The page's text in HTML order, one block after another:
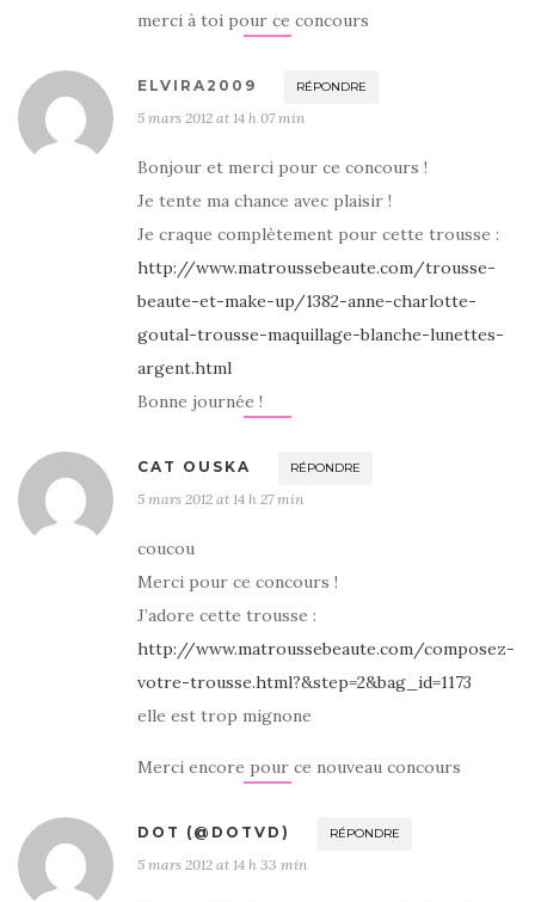
merci à toi pour ce concours
ELVIRA2009 RÉPONDRE
5 mars 2012 at 14 h 07 min
Bonjour et merci pour ce concours !
Je tente ma chance avec plaisir !
Je craque complètement pour cette trousse :
http://www.matroussebeaute.com/trousse-
beaute-et-make-up/1382-anne-charlotte-
goutal-trousse-maquillage-blanche-lunettes-
argent.html
Bonne journée !
CAT OUSKA RÉPONDRE
5 mars 2012 at 14 h 27 min
coucou
Merci pour ce concours !
J’adore cette trousse :
http://www.matroussebeaute.com/composez-
votre-trousse.html?&step=2&bag_id=1173
elle est trop mignone
Merci encore pour ce nouveau concours
DOT (@DOTVD) RÉPONDRE
5 mars 2012 at 14 h 33 min